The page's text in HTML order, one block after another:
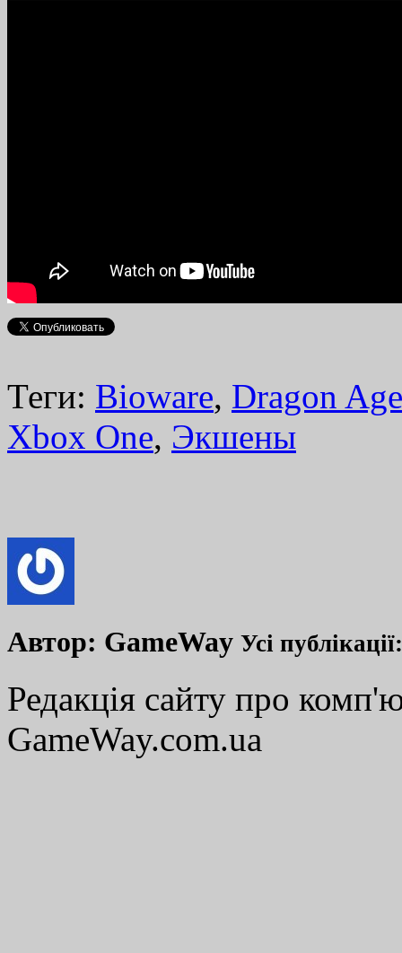
Теги: Bioware, Dragon
Xbox One, Экшены
Автор: GameWay Усі
Редакція сайту про
GameWay.com.ua